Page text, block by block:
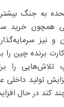
به جنگ
همچون خرید
نیز
برنده چین را
تلاش‌هایی را
تولید داخلی
کند در حال